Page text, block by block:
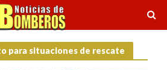
para situaciones de rescate